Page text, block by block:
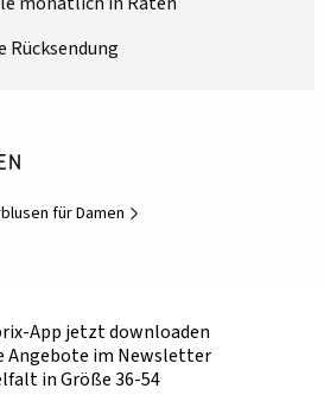
Rücksendung
für Damen
App jetzt downloaden
Angebote im Newsletter
in Größe 36-54